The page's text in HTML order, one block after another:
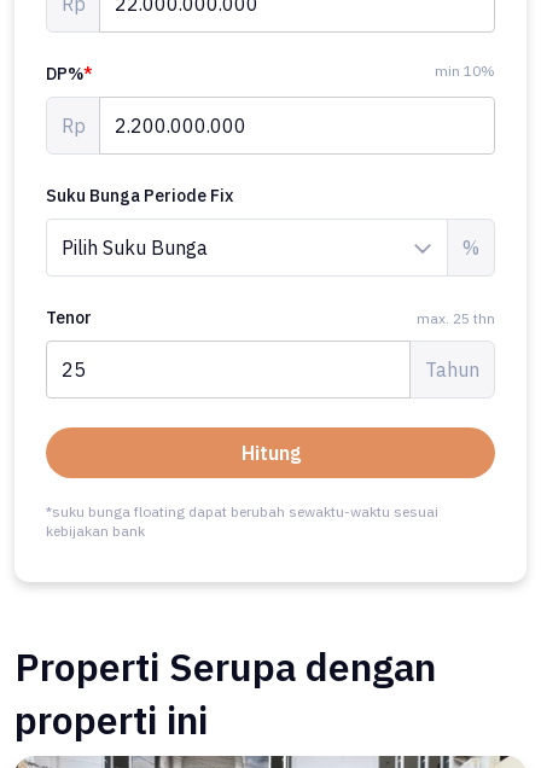
DP%* min 10%
Rp
Suku Bunga Periode Fix
%
Tenor max. 25 thn
Tahun
Hitung
*suku bunga floating dapat berubah sewaktu-waktu sesuai
kebijakan bank
Properti Serupa dengan
properti ini